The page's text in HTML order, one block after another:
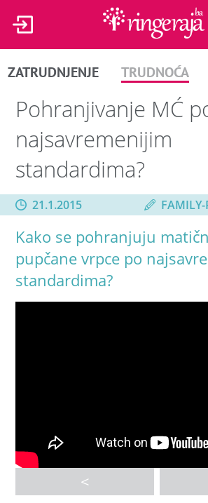
ZATRUDNJENJE TRUDNOĆA
Pohranjivanje MĆ
najsavremenijim
standardima?
21.1.2015 FAMILY-
Kako se pohranjuju
pupčane vrpce po
standardima?
<